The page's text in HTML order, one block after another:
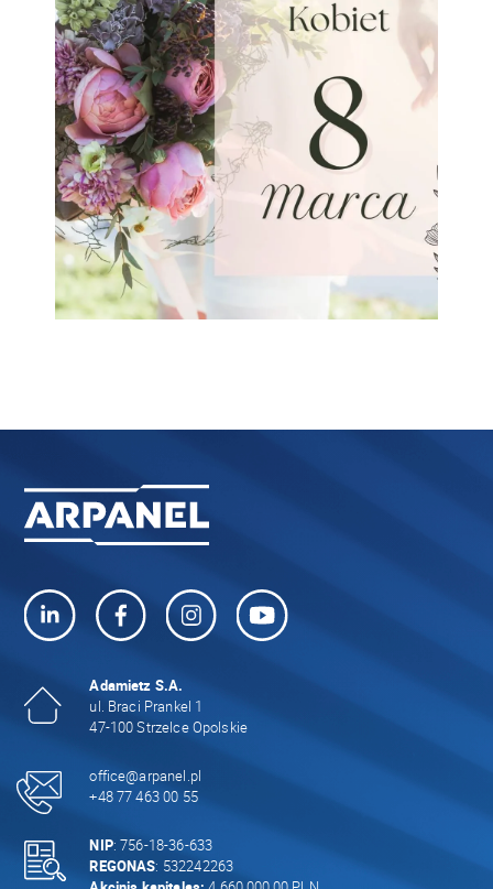
Adamietz S.A.
ul. Braci Prankel 1
47-100 Strzelce Opolskie
office@arpanel.pl
+48 77 463 00 55
NIP: 756-18-36-633
REGONAS: 532242263